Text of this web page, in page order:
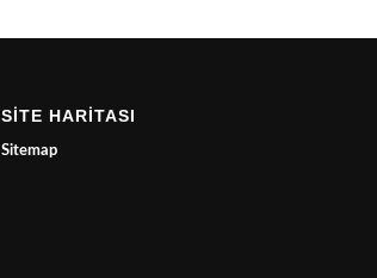
SİTE HARİTASI
Sitemap